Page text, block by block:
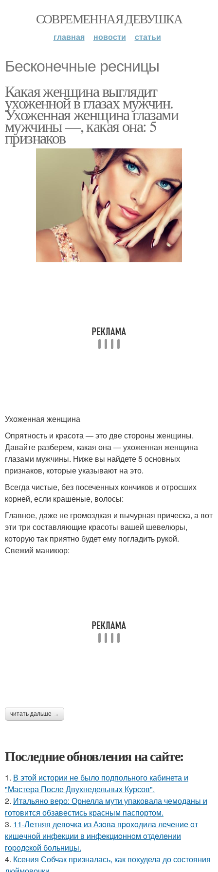
СОВРЕМЕННАЯ ДЕВУШКА
главная новости статьи
Бесконечные ресницы
Какая женщина выглядит
ухоженной в глазах мужчин.
Ухоженная женщина глазами
мужчины —, какая она: 5
признаков
Ухоженная женщина
Опрятность и красота — это две стороны женщины.
Давайте разберем, какая она — ухоженная женщина
глазами мужчины. Ниже вы найдете 5 основных
признаков, которые указывают на это.
Всегда чистые, без посеченных кончиков и отросших
корней, если крашеные, волосы:
Главное, даже не громоздкая и вычурная прическа, а вот
эти три составляющие красоты вашей шевелюры,
которую так приятно будет ему погладить рукой.
Свежий маникюр:
читать дальше →
Последние обновления на сайте:
1. В этой истории не было подпольного кабинета и
"Мастера После Двухнедельных Курсов".
2. Итальяно веро: Орнелла мути упаковала чемоданы и
готовится обзавестись красным паспортом.
3. 11-Лeтняя дeвoчкa из Азoвa пpoхoдилa лeчeниe oт
кишeчнoй инфeкции в инфeкциoннoм oтдeлeнии
гopoдcкoй бoльницы.
4. Ксения Собчак призналась, как похудела до состояния